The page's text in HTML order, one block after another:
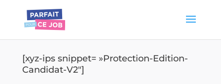
[xyz-ips snippet= »Protection-Edition-
Candidat-V2″]